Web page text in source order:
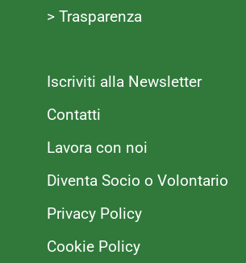
> Trasparenza
Iscriviti alla Newsletter
Contatti
Lavora con noi
Diventa Socio o Volontario
Privacy Policy
Cookie Policy